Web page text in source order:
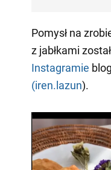
Pomysł na
z jabłkami
Instagramie
(iren.lazun).